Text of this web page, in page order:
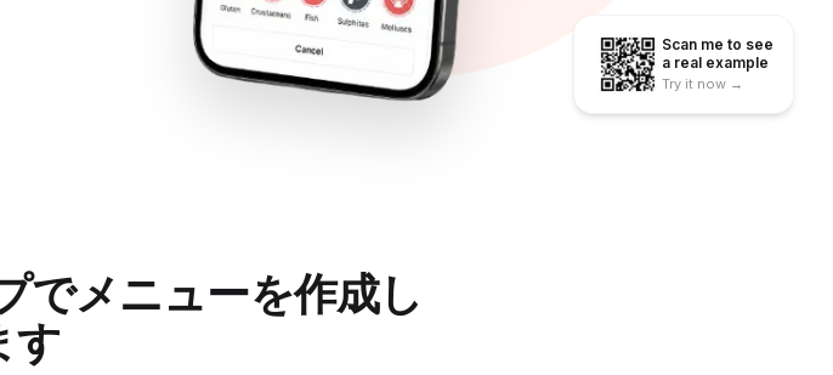
Scan me to see
a real example
Try it now →
でメニューを作成し
す